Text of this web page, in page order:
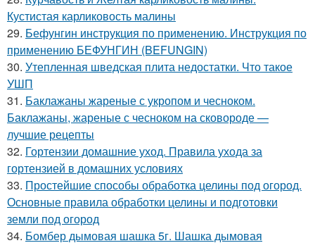
Кустистая карликовость малины
29. Бефунгин инструкция по применению. Инструкция по
применению БЕФУНГИН (BEFUNGIN)
30. Утепленная шведская плита недостатки. Что такое
УШП
31. Баклажаны жареные с укропом и чесноком.
Баклажаны, жареные с чесноком на сковороде —
лучшие рецепты
32. Гортензии домашние уход. Правила ухода за
гортензией в домашних условиях
33. Простейшие способы обработка целины под огород.
Основные правила обработки целины и подготовки
земли под огород
34. Бомбер дымовая шашка 5г. Шашка дымовая